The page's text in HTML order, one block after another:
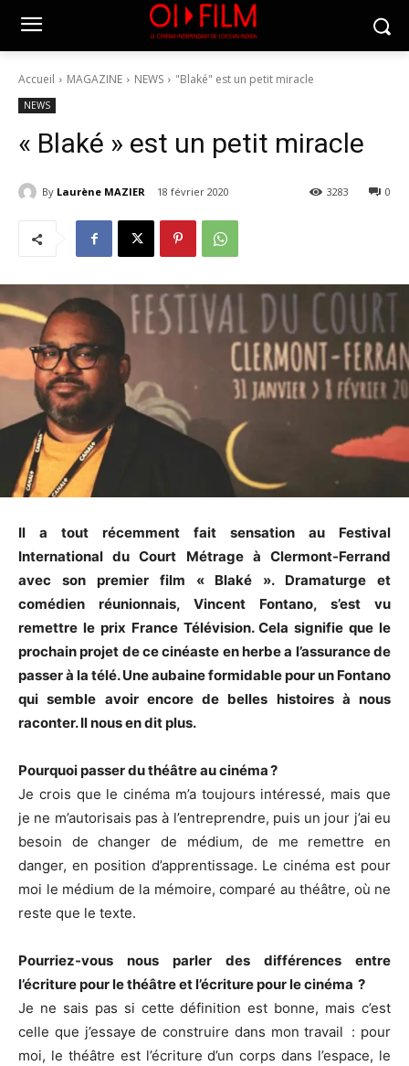
Accueil MAGAZINE NEWS "Blaké" est un petit miracle
NEWS
« Blaké » est un petit miracle
By Laurène MAZIER 18 février 2020 0
3283
Il a tout récemment fait sensation au Festival
International du Court Métrage à Clermont-Ferrand
avec son premier film « Blaké ». Dramaturge et
comédien réunionnais, Vincent Fontano, s’est vu
remettre le prix France Télévision. Cela signifie que le
prochain projet de ce cinéaste en herbe a l’assurance de
passer à la télé. Une aubaine formidable pour un Fontano
qui semble avoir encore de belles histoires à nous
raconter. Il nous en dit plus.
Pourquoi passer du théâtre au cinéma ?
Je crois que le cinéma m’a toujours intéressé, mais que
je ne m’autorisais pas à l’entreprendre, puis un jour j’ai eu
besoin de changer de médium, de me remettre en
danger, en position d’apprentissage. Le cinéma est pour
moi le médium de la mémoire, comparé au théâtre, où ne
reste que le texte.
Pourriez-vous nous parler des différences entre
l’écriture pour le théâtre et l’écriture pour le cinéma ?
Je ne sais pas si cette définition est bonne, mais c’est
celle que j’essaye de construire dans mon travail : pour
moi, le théâtre est l’écriture d’un corps dans l’espace, le